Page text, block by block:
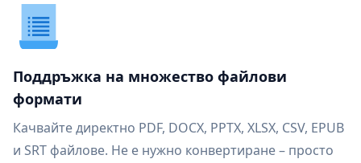
Поддръжка на множество файлови
формати
Качвайте директно PDF, DOCX, PPTX, XLSX, CSV, EPUB
и SRT файлове. Не е нужно конвертиране – просто